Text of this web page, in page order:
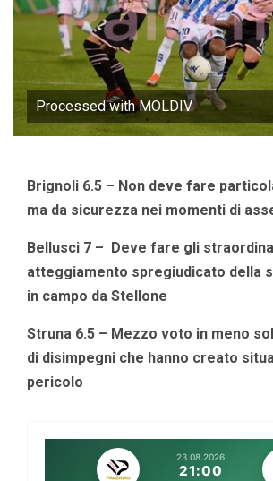
Processed with MOLDIV
Brignoli 6.5 – Non deve fare
ma da sicurezza nei momenti di
Bellusci 7 –
Deve fare gli
atteggiamento spregiudicato della
in campo da Stellone
Struna 6.5 – Mezzo voto in meno
di disimpegni che hanno creato
pericolo
23.08.2026
21:00